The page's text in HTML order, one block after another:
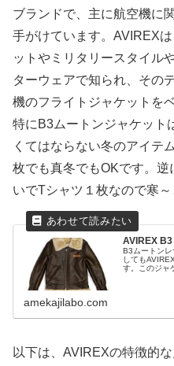
ブランドで、主に航空機に
手がけています。AVIREX
ットやミリタリースタイル
ターウェアで知られ、その
機のフライトジャケットを
特にB3ムートンジャケット
くてはならない冬のアイテ
枚でも真冬でもOKです。
いでTシャツ１枚なので寒
AVIREX B3
B3ムートンレ
しても
す。このジャ
amekajilabo.com
以下は、AVIREXの特徴的な